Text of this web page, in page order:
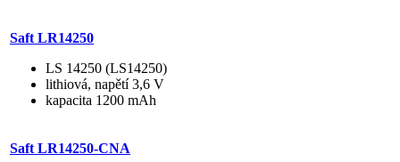
Saft LR14250
LS 14250 (LS14250)
lithiová, napětí 3,6 V
kapacita 1200 mAh
Saft LR14250-CNA